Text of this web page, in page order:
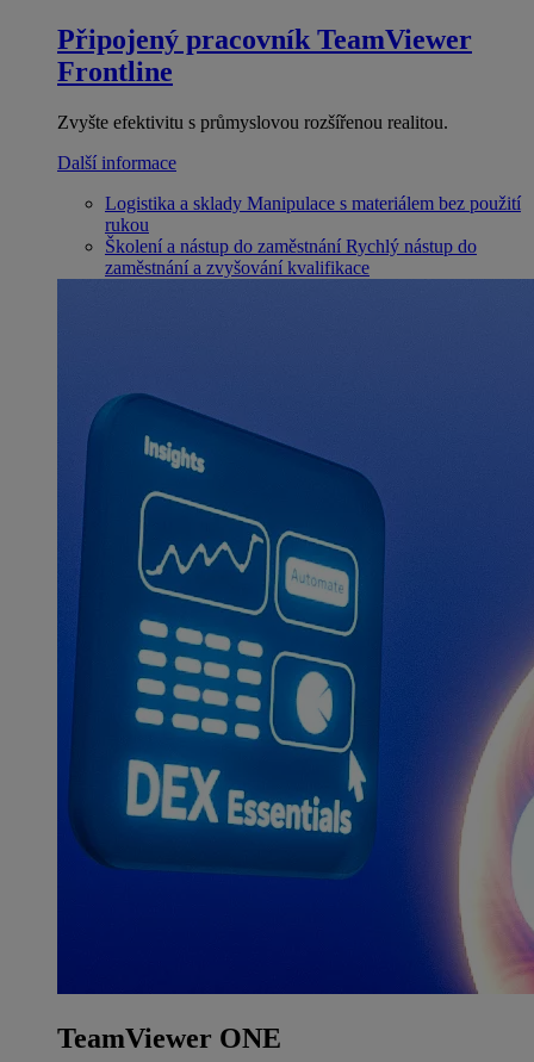
Připojený pracovník TeamViewer
Frontline
Zvyšte efektivitu s průmyslovou rozšířenou realitou.
Další informace
Logistika a sklady Manipulace s materiálem bez použití
rukou
Školení a nástup do zaměstnání Rychlý nástup do
zaměstnání a zvyšování kvalifikace
TeamViewer ONE